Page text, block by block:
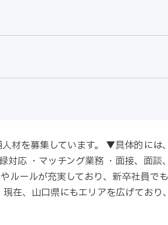
材を募集しています。 ▼具体的には、
応 ・マッチング業務 ・面接、面談、
ールが充実しており、新卒社員でも
在、山口県にもエリアを広げており、